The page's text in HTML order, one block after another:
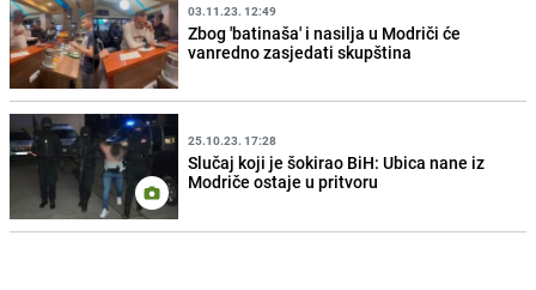
03.11.23. 12:49
Zbog 'batinaša' i nasilja u Modriči će
vanredno zasjedati skupština
25.10.23. 17:28
Slučaj koji je šokirao BiH: Ubica nane iz
Modriče ostaje u pritvoru